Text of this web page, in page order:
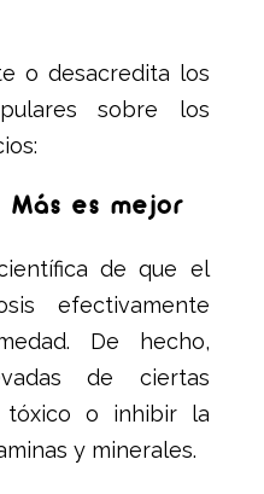
o desacredita los
sobre los
es mejor
de que el
efectivamente
De hecho,
de ciertas
tóxico o inhibir la
y minerales.